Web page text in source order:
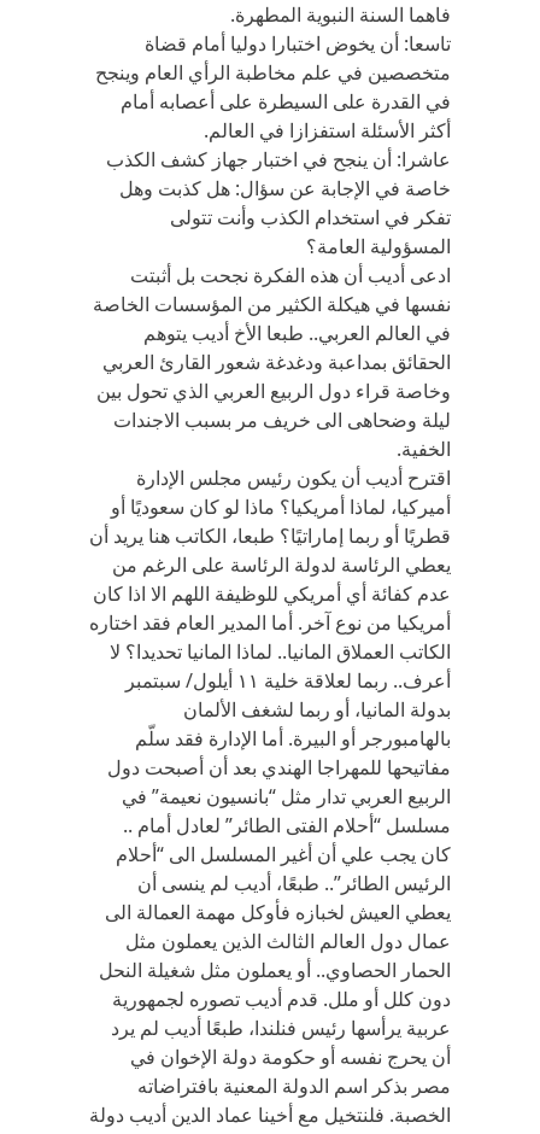
فاهما السنة النبوية المطهرة.
تاسعا: أن يخوض اختبارا دوليا أمام قضاة
متخصصين في علم مخاطبة الرأي العام وينجح
في القدرة على السيطرة على أعصابه أمام
أكثر الأسئلة استفزازا في العالم.
عاشرا: أن ينجح في اختبار جهاز كشف الكذب
خاصة في الإجابة عن سؤال: هل كذبت وهل
تفكر في استخدام الكذب وأنت تتولى
المسؤولية العامة؟
ادعى أديب أن هذه الفكرة نجحت بل أثبتت
نفسها في هيكلة الكثير من المؤسسات الخاصة
في العالم العربي.. طبعا الأخ أديب يتوهم
الحقائق بمداعبة ودغدغة شعور القارئ العربي
وخاصة قراء دول الربيع العربي الذي تحول بين
ليلة وضحاهى الى خريف مر بسبب الاجندات
الخفية.
اقترح أديب أن يكون رئيس مجلس الإدارة
أميركيا، لماذا أمريكيا؟ ماذا لو كان سعوديًا أو
قطريًا أو ربما إماراتيًا؟ طبعا، الكاتب هنا يريد أن
يعطي الرئاسة لدولة الرئاسة على الرغم من
عدم كفائة أي أمريكي للوظيفة اللهم الا اذا كان
أمريكيا من نوع آخر. أما المدير العام فقد اختاره
الكاتب العملاق المانيا.. لماذا المانيا تحديدا؟ لا
أعرف.. ربما لعلاقة خلية ١١ أيلول/ سبتمبر
بدولة المانيا، أو ربما لشغف الألمان
بالهامبورجر أو البيرة. أما الإدارة فقد سلّم
مفاتيحها للمهراجا الهندي بعد أن أصبحت دول
الربيع العربي تدار مثل “بانسيون نعيمة” في
مسلسل “أحلام الفتى الطائر” لعادل أمام ..
كان يجب علي أن أغير المسلسل الى “أحلام
الرئيس الطائر”.. طبعًا، أديب لم ينسى أن
يعطي العيش لخبازه فأوكل مهمة العمالة الى
عمال دول العالم الثالث الذين يعملون مثل
الحمار الحصاوي.. أو يعملون مثل شغيلة النحل
دون كلل أو ملل. قدم أديب تصوره لجمهورية
عربية يرأسها رئيس فنلندا، طبعًا أديب لم يرد
أن يحرج نفسه أو حكومة دولة الإخوان في
مصر بذكر اسم الدولة المعنية بافتراضاته
الخصبة. فلنتخيل مع أخينا عماد الدين أديب دولة